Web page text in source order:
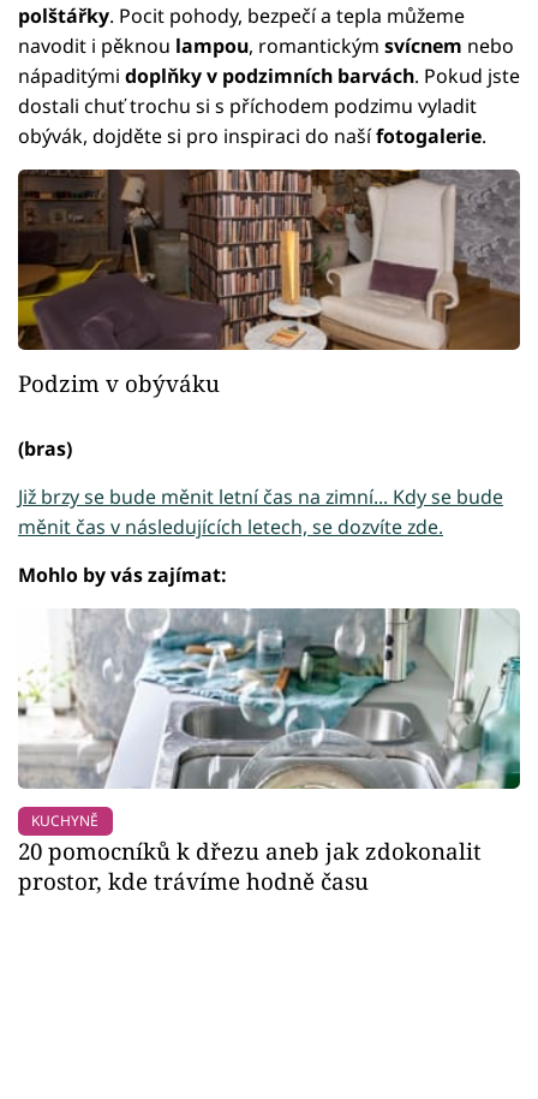
polštářky. Pocit pohody, bezpečí a tepla můžeme
navodit i pěknou lampou, romantickým svícnem nebo
nápaditými doplňky v podzimních barvách. Pokud jste
dostali chuť trochu si s příchodem podzimu vyladit
obývák, dojděte si pro inspiraci do našífotogalerie.
Podzim v obýváku
(bras)
Již brzy se bude měnit letní čas na zimní... Kdy se bude
měnit čas v následujících letech, se dozvíte zde.
Mohlo by vás zajímat:
KUCHYNĚ
20 pomocníků k dřezu aneb jak zdokonalit
prostor, kde trávíme hodně času